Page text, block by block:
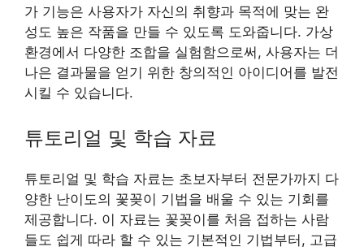
가 기능은 사용자가 자신의 취향과 목적에 맞는 완
성도 높은 작품을 만들 수 있도록 도와줍니다. 가상
환경에서 다양한 조합을 실험함으로써, 사용자는 더
나은 결과물을 얻기 위한 창의적인 아이디어를 발전
시킬 수 있습니다.
튜토리얼 및 학습 자료
튜토리얼 및 학습 자료는 초보자부터 전문가까지 다
양한 난이도의 꽃꽂이 기법을 배울 수 있는 기회를
제공합니다. 이 자료는 꽃꽂이를 처음 접하는 사람
들도 쉽게 따라 할 수 있는 기본적인 기법부터, 고급